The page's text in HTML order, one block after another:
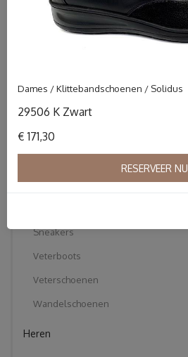
Instapper
Klittebandschoenen
Korte laarzen
Sandalen
Sneakers
Veterboots
Veterschoenen
Wandelschoenen
Heren
Dames / Klittebandschoenen / Solidus
29506 K Zwart
€ 171,30
RESERVEER NU